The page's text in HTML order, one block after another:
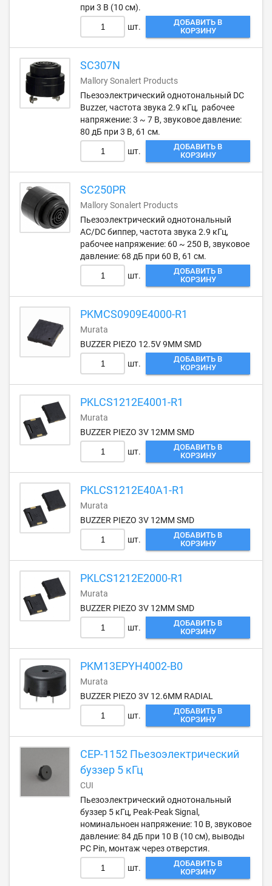
при 3 В (10 см).
шт.
ДОБАВИТЬ В
КОРЗИНУ
SC307N
Mallory Sonalert Products
Пьезоэлектрический однотональный DC
Buzzer, частота звука 2.9 кГц, рабочее
напряжение: 3 ~ 7 В, звуковое давление:
80 дБ при 3 В, 61 см.
шт.
ДОБАВИТЬ В
КОРЗИНУ
SC250PR
Mallory Sonalert Products
Пьезоэлектрический однотональный
AC/DC биппер, частота звука 2.9 кГц,
рабочее напряжение: 60 ~ 250 В, звуковое
давление: 68 дБ при 60 В, 61 см.
шт.
ДОБАВИТЬ В
КОРЗИНУ
PKMCS0909E4000-R1
Murata
BUZZER PIEZO 12.5V 9MM SMD
шт.
ДОБАВИТЬ В
КОРЗИНУ
PKLCS1212E4001-R1
Murata
BUZZER PIEZO 3V 12MM SMD
шт.
ДОБАВИТЬ В
КОРЗИНУ
PKLCS1212E40A1-R1
Murata
BUZZER PIEZO 3V 12MM SMD
шт.
ДОБАВИТЬ В
КОРЗИНУ
PKLCS1212E2000-R1
Murata
BUZZER PIEZO 3V 12MM SMD
шт.
ДОБАВИТЬ В
КОРЗИНУ
PKM13EPYH4002-B0
Murata
BUZZER PIEZO 3V 12.6MM RADIAL
шт.
ДОБАВИТЬ В
КОРЗИНУ
CEP-1152 Пьезоэлектрический
буззер 5 кГц
CUI
Пьезоэлектрический однотональный
буззер 5 кГц, Peak-Peak Signal,
номинальноен напряжение: 10 В, звуковое
давление: 84 дБ при 10 В (10 см), выводы
PC Pin, монтаж через отверстия.
шт.
ДОБАВИТЬ В
КОРЗИНУ